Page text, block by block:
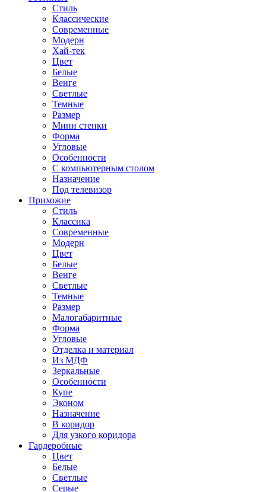
Стиль
Классические
Современные
Модерн
Хай-тек
Цвет
Белые
Венге
Светлые
Темные
Размер
Мини стенки
Форма
Угловые
Особенности
С компьютерным столом
Назначение
Под телевизор
Прихожие
Стиль
Классика
Современные
Модерн
Цвет
Белые
Венге
Светлые
Темные
Размер
Малогабаритные
Форма
Угловые
Отделка и материал
Из МДФ
Зеркальные
Особенности
Купе
Эконом
Назначение
В коридор
Для узкого коридора
Гардеробные
Цвет
Белые
Светлые
Серые